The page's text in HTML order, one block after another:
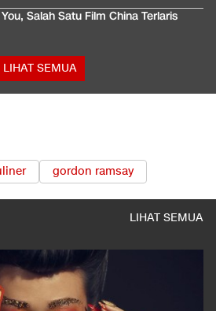
Salah Satu Film China Terlaris
LIHAT SEMUA
gordon ramsay
LIHAT SEMUA